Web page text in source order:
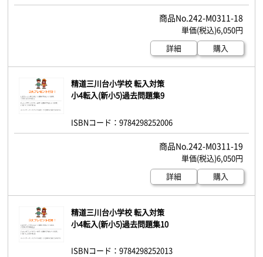
242-M0311-18
6,050円
詳細
購入
精道三川台小学校 転入対策
小4転入(新小5)過去問題集9
ISBNコード：9784298252006
242-M0311-19
6,050円
詳細
購入
精道三川台小学校 転入対策
小4転入(新小5)過去問題集10
ISBNコード：9784298252013